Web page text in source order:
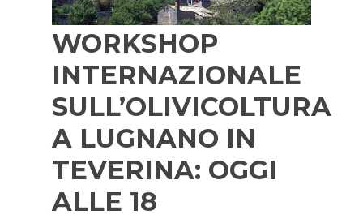
WORKSHOP
INTERNAZIONALE
SULL’OLIVICOLTURA
A LUGNANO IN
TEVERINA: OGGI
ALLE 18